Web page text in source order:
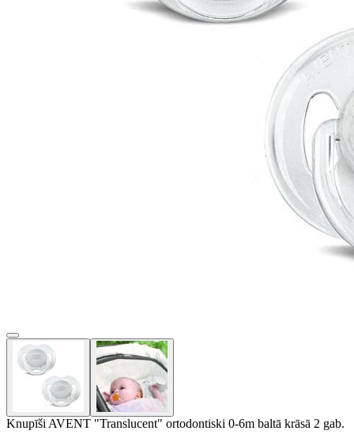
Knupīši AVENT "Translucent" ortodontiski 0-6m baltā krāsā 2 gab.